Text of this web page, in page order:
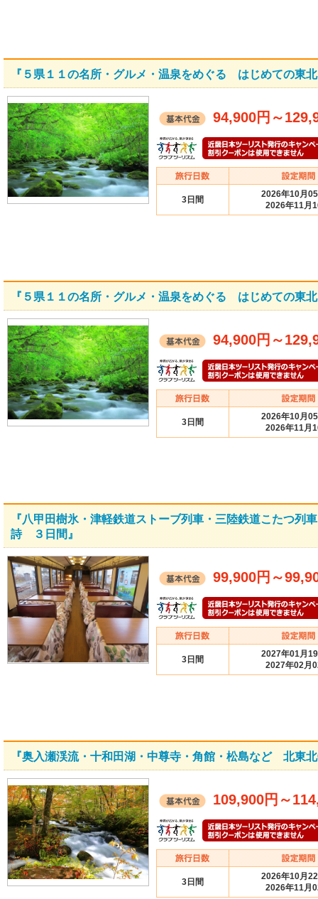
『５県１１の名所・グルメ・温泉をめぐる はじめての東
94,900円 ～
3日間
2026年10月
2026年11月
『５県１１の名所・グルメ・温泉をめぐる はじめての東
94,900円 ～
3日間
2026年10月
2026年11月
『八甲田樹氷・津軽鉄道ストーブ列車・三陸鉄道こたつ列
詩 ３日間』
99,900円 ～
3日間
2027年01月
2027年02月
『奥入瀬渓流・十和田湖・中尊寺・角館・松島など 北東
109,900円 ～
3日間
2026年10月
2026年11月